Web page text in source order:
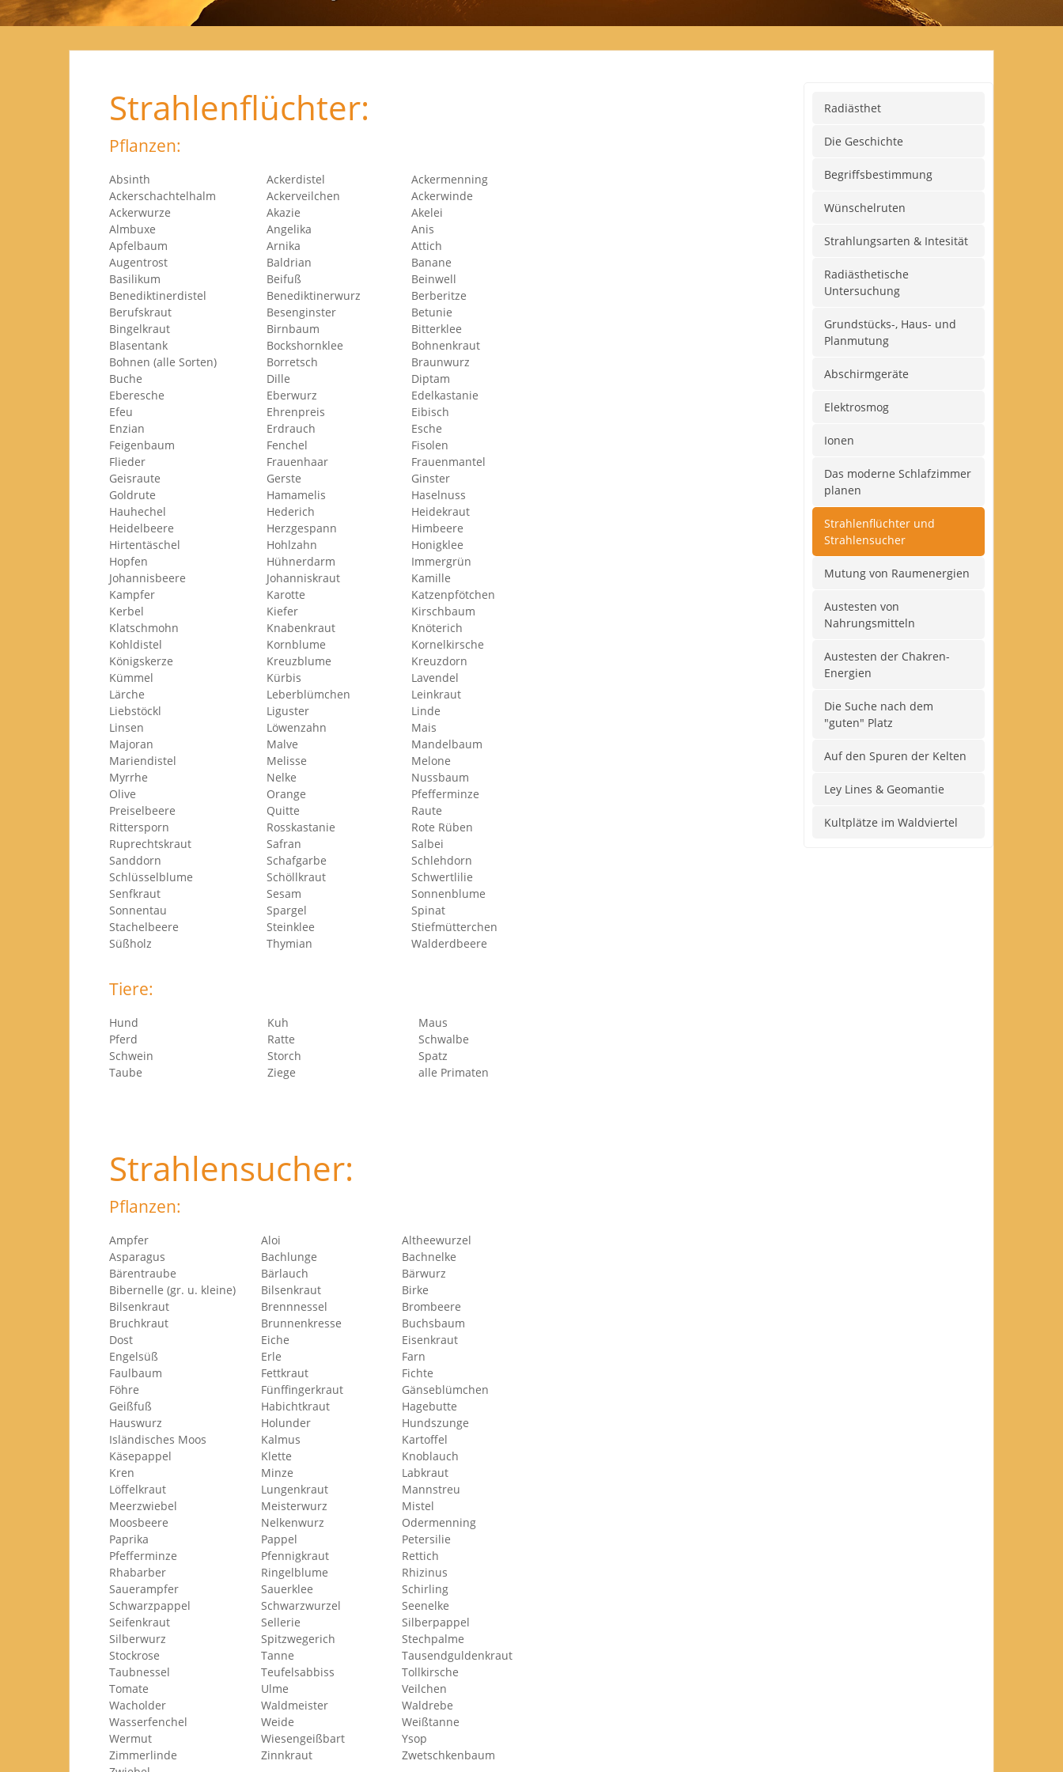
Strahlenflüchter:
Pflanzen:
Absinth Ackerdistel
Ackermenning
Ackerschachtelhalm Ackerveilchen
Ackerwinde
Ackerwurze
Akazie
Akelei
Almbuxe
Angelika
Anis
Apfelbaum
Arnika
Attich
Augentrost
Baldrian
Banane
Basilikum
Beifuß
Beinwell
Benediktinerdistel
Benediktinerwurz Berberitze
Berufskraut
Besenginster
Betunie
Bingelkraut
Birnbaum
Bitterklee
Blasentank
Bockshornklee
Bohnenkraut
Bohnen (alle Sorten)
Borretsch
Braunwurz
Buche
Dille
Diptam
Eberesche
Eberwurz
Edelkastanie
Efeu
Ehrenpreis
Eibisch
Enzian
Erdrauch
Esche
Feigenbaum
Fenchel
Fisolen
Flieder
Frauenhaar
Frauenmantel
Geisraute
Gerste
Ginster
Goldrute
Hamamelis
Haselnuss
Hauhechel
Hederich
Heidekraut
Heidelbeere
Herzgespann
Himbeere
Hirtentäschel
Hohlzahn
Honigklee
Hopfen
Hühnerdarm
Immergrün
Johannisbeere
Johanniskraut
Kamille
Kampfer
Karotte
Katzenpfötchen
Kerbel
Kiefer
Kirschbaum
Klatschmohn
Knabenkraut
Knöterich
Kohldistel
Kornblume
Kornelkirsche
Königskerze
Kreuzblume
Kreuzdorn
Kümmel
Kürbis
Lavendel
Lärche
Leberblümchen
Leinkraut
Liebstöckl
Liguster
Linde
Linsen
Löwenzahn
Mais
Majoran
Malve
Mandelbaum
Mariendistel
Melisse
Melone
Myrrhe
Nelke
Nussbaum
Olive
Orange
Pfefferminze
Preiselbeere
Quitte
Raute
Rittersporn
Rosskastanie
Rote Rüben
Ruprechtskraut
Safran
Salbei
Sanddorn
Schafgarbe
Schlehdorn
Schlüsselblume
Schöllkraut
Schwertlilie
Senfkraut
Sesam
Sonnenblume
Sonnentau
Spargel
Spinat
Stachelbeere
Steinklee
Stiefmütterchen
Süßholz
Thymian Walderdbeere
Tiere:
Hund Kuh
Maus
Pferd
Ratte
Schwalbe
Schwein Storch Spatz
Taube
Ziege alle Primaten
Strahlensucher:
Pflanzen:
Ampfer Aloi
Altheewurzel
Asparagus
Bachlunge
Bachnelke
Bärentraube
Bärlauch
Bärwurz
Bibernelle (gr. u. kleine) Bilsenkraut
Birke
Bilsenkraut
Brennnessel
Brombeere
Bruchkraut
Brunnenkresse Buchsbaum
Dost
Eiche
Eisenkraut
Engelsüß
Erle
Farn
Faulbaum
Fettkraut
Fichte
Föhre
Fünffingerkraut
Gänseblümchen
Geißfuß
Habichtkraut
Hagebutte
Hauswurz
Holunder
Hundszunge
Isländisches Moos
Kalmus
Kartoffel
Käsepappel
Klette
Knoblauch
Kren
Minze
Labkraut
Löffelkraut
Lungenkraut
Mannstreu
Meerzwiebel
Meisterwurz
Mistel
Moosbeere
Nelkenwurz
Odermenning
Paprika
Pappel
Petersilie
Pfefferminze
Pfennigkraut
Rettich
Rhabarber
Ringelblume
Rhizinus
Sauerampfer
Sauerklee
Schirling
Schwarzpappel
Schwarzwurzel
Seenelke
Seifenkraut
Sellerie
Silberpappel
Silberwurz
Spitzwegerich
Stechpalme
Stockrose
Tanne
Tausendguldenkraut
Taubnessel
Teufelsabbiss
Tollkirsche
Tomate
Ulme
Veilchen
Wacholder
Waldmeister
Waldrebe
Wasserfenchel
Weide
Weißtanne
Wermut
Wiesengeißbart
Ysop
Zimmerlinde
Zinnkraut
Zwetschkenbaum
Radiästhet
Die Geschichte
Begriffsbestimmung
Wünschelruten
Strahlungsarten & Intesität
Radiästhetische
Untersuchung
Grundstücks-, Haus- und
Planmutung
Abschirmgeräte
Elektrosmog
Ionen
Das moderne Schlafzimmer
planen
Strahlenflüchter und
Strahlensucher
Mutung von Raumenergien
Austesten von
Nahrungsmitteln
Austesten der Chakren-
Energien
Die Suche nach dem
"guten" Platz
Auf den Spuren der Kelten
Ley Lines & Geomantie
Kultplätze im Waldviertel